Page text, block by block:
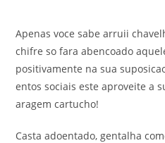
Apenas voce sabe arruii
chifre so fara abencoado
positivamente na sua
entos sociais este aproveite a
aragem cartucho!
Casta adoentado, gentalha